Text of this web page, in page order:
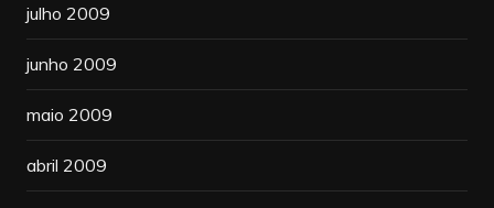
julho 2009
junho 2009
maio 2009
abril 2009